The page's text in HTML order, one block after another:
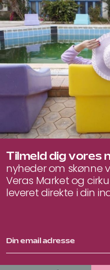
Tilmeld dig vores
nyheder om skønne
Veras Market og
leveret direkte i din